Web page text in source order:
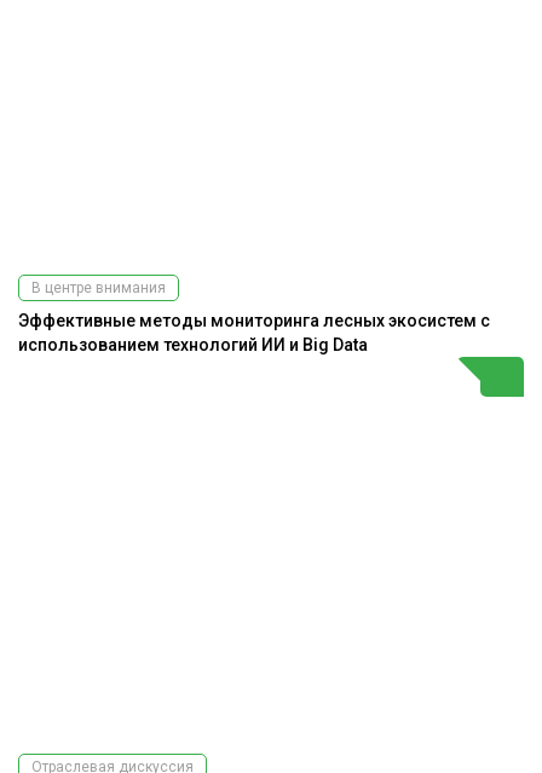
В центре внимания
Эффективные методы мониторинга лесных экосистем с
использованием технологий ИИ и Big Data
Отраслевая дискуссия